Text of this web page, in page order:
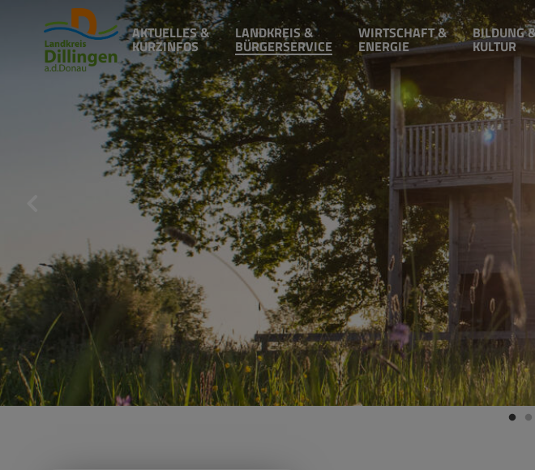
AKTUELLES &
KURZINFOS
LANDKREIS &
BÜRGERSERVICE
WIRTSCHAFT &
ENERGIE
BILDUNG
KULTUR